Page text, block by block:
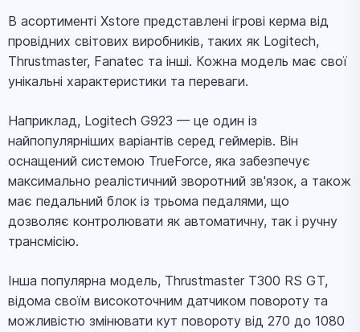
В асортименті Xstore представлені ігрові керма від
провідних світових виробників, таких як Logitech,
Thrustmaster, Fanatec та інші. Кожна модель має свої
унікальні характеристики та переваги.
Наприклад, Logitech G923 — це один із
найпопулярніших варіантів серед геймерів. Він
оснащений системою TrueForce, яка забезпечує
максимально реалістичний зворотний зв'язок, а також
має педальний блок із трьома педалями, що
дозволяє контролювати як автоматичну, так і ручну
трансмісію.
Інша популярна модель, Thrustmaster T300 RS GT,
відома своїм високоточним датчиком повороту та
можливістю змінювати кут повороту від 270 до 1080